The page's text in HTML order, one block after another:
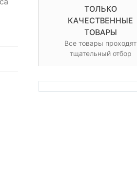
ТОЛЬКО
КАЧЕСТВЕННЫЕ
ТОВАРЫ
Все товары проходят
тщательный отбор